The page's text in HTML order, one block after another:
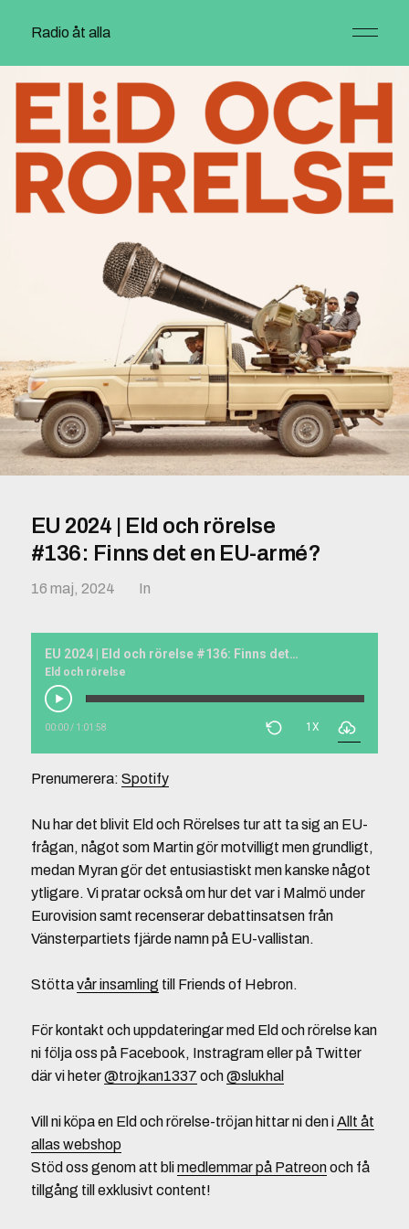
Radio åt alla
EU 2024 | Eld och rörelse
#136: Finns det en EU-armé?
16 maj, 2024 In
EU 2024 | Eld och rörelse #136: Finns det en EU-armé?
Eld och rörelse
00:00/ 1:01:58 1X
Prenumerera: Spotify
Nu har det blivit Eld och Rörelses tur att ta sig an EU-
frågan, något som Martin gör motvilligt men grundligt,
medan Myran gör det entusiastiskt men kanske något
ytligare. Vi pratar också om hur det var i Malmö under
Eurovision samt recenserar debattinsatsen från
Vänsterpartiets fjärde namn på EU-vallistan.
Stöttavår insamling till Friends of Hebron.
För kontakt och uppdateringar med Eld och rörelse kan
ni följa oss på Facebook, Instragram eller på Twitter
där vi heter@trojkan1337 och@slukhal
Vill ni köpa en Eld och rörelse-tröjan hittar ni den iAllt åt
allas webshop
Stöd oss genom att blimedlemmar på Patreonoch få
tillgång till exklusivt content!